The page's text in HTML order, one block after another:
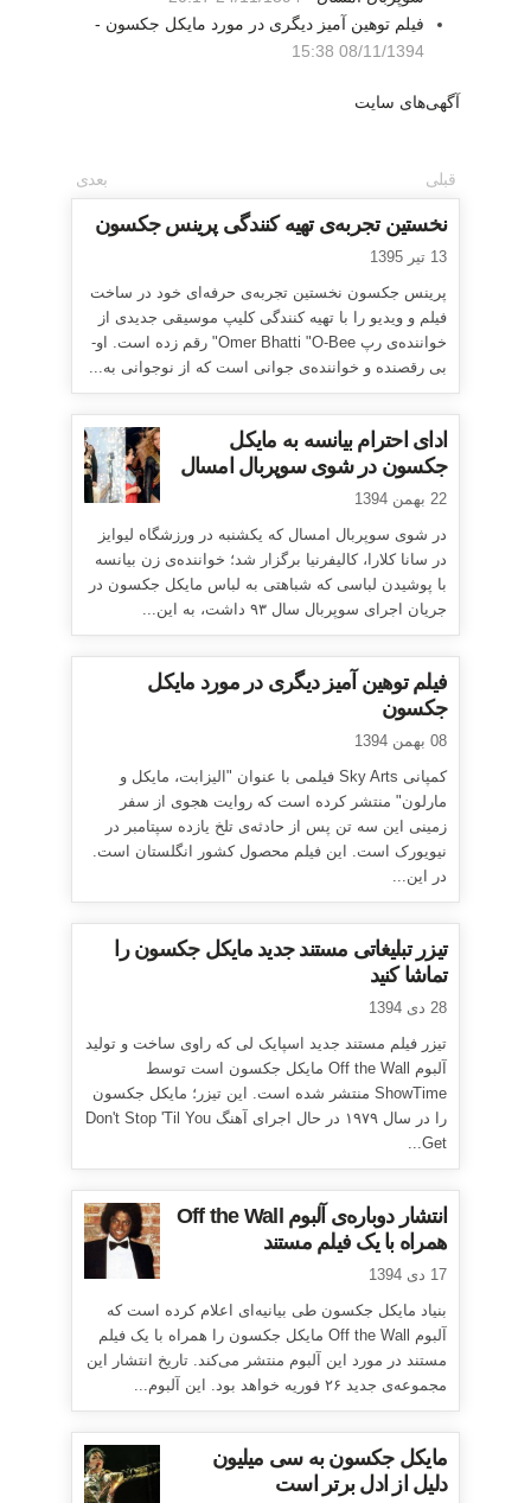
فیلم توهین آمیز دیگری در مورد مایکل جکسون -
08/11/1394 15:38
آگهی‌های سایت
قبلی بعدی
نخستین تجربه‌ی تهیه کنندگی پرینس جکسون
13 تیر 1395
پرینس جکسون نخستین تجربه‌ی حرفه‌ای خود در ساخت
فیلم و ویدیو را با تهیه کنندگی کلیپ موسیقی جدیدی از
خواننده‌ی رپ Omer Bhatti "O-Bee" رقم زده است. او-
بی رقصنده و خواننده‌ی جوانی است که از نوجوانی به...
ادای احترام بیانسه به مایکل
جکسون در شوی سوپربال امسال
22 بهمن 1394
در شوی سوپربال امسال که یکشنبه در ورزشگاه لیوایز
در سانا کلارا، کالیفرنیا برگزار شد؛ خواننده‌ی زن بیانسه
با پوشیدن لباسی که شباهتی به لباس مایکل جکسون در
جریان اجرای سوپربال سال ۹۳ داشت، به این...
فیلم توهین آمیز دیگری در مورد مایکل
جکسون
08 بهمن 1394
کمپانی Sky Arts فیلمی با عنوان "الیزابت، مایکل و
مارلون" منتشر کرده است که روایت هجوی از سفر
زمینی این سه تن پس از حادثه‌ی تلخ یازده سپتامبر در
نیویورک است. این فیلم محصول کشور انگلستان است.
در این...
تیزر تبلیغاتی مستند جدید مایکل جکسون را
تماشا کنید
28 دی 1394
تیزر فیلم مستند جدید اسپایک لی که راوی ساخت و تولید
آلبوم Off the Wall مایکل جکسون است توسط
ShowTime منتشر شده است. این تیزر؛ مایکل جکسون
را در سال ۱۹۷۹ در حال اجرای آهنگ Don't Stop 'Til You
Get...
انتشار دوباره‌ی آلبوم Off the Wall
همراه با یک فیلم مستند
17 دی 1394
بنیاد مایکل جکسون طی بیانیه‌ای اعلام کرده است که
آلبوم Off the Wall مایکل جکسون را همراه با یک فیلم
مستند در مورد این آلبوم منتشر می‌کند. تاریخ انتشار این
مجموعه‌ی جدید ۲۶ فوریه خواهد بود. این آلبوم...
مایکل جکسون به سی میلیون
دلیل از ادل برتر است